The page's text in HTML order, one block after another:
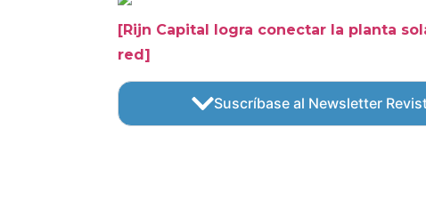
[Rijn Capital logra conectar la planta
red]
Suscríbase al Newsletter